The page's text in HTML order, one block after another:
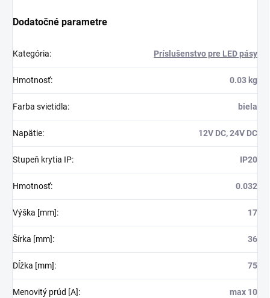
Dodatočné parametre
Kategória: Príslušenstvo pre LED pásy
Hmotnosť: 0.03 kg
Farba svietidla: biela
Napätie: 12V DC, 24V DC
Stupeň krytia IP: IP20
Hmotnosť: 0.032
Výška [mm]: 17
Šírka [mm]: 36
Dĺžka [mm]: 75
Menovitý prúd [A]: max 10